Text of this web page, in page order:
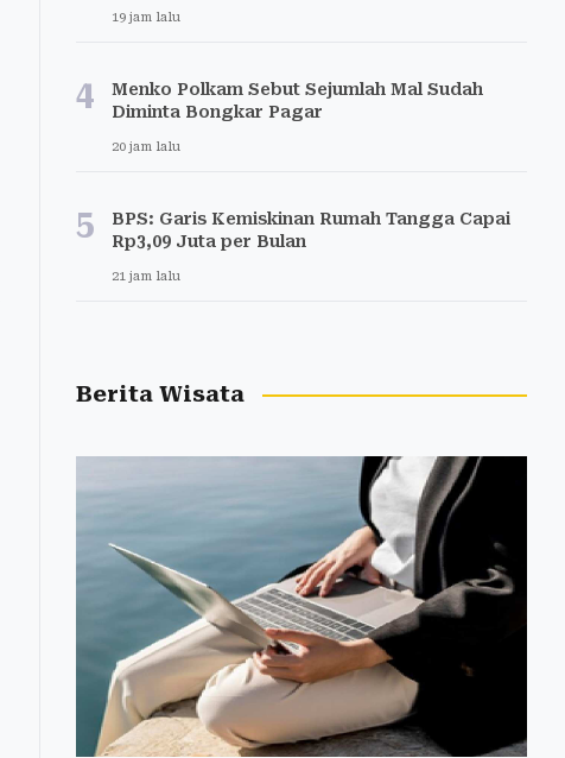
19 jam lalu
4
Menko Polkam Sebut Sejumlah Mal Sudah
Diminta Bongkar Pagar
20 jam lalu
5
BPS: Garis Kemiskinan Rumah Tangga Capai
Rp3,09 Juta per Bulan
21 jam lalu
Berita Wisata